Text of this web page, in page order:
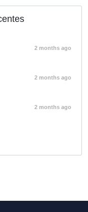
2 months ago
2 months ago
2 months ago